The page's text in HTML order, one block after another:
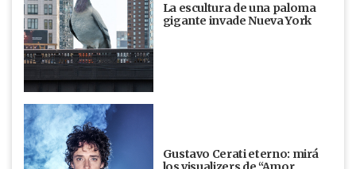
La escultura de una paloma
gigante invade Nueva York
Gustavo Cerati eterno: mirá